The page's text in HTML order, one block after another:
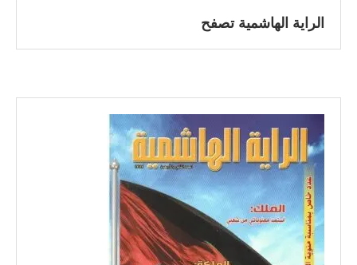
الراية الهاشمية تصفح